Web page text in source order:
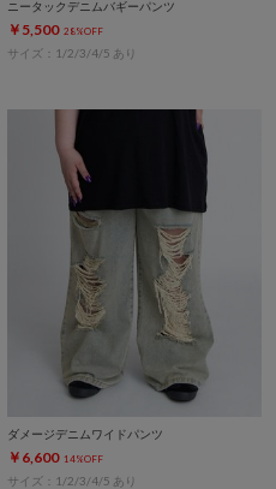
ニータックデニムバギーパンツ
￥5,500 28%OFF
サイズ：1/2/3/4/5 あり
ダメージデニムワイドパンツ
￥6,600 14%OFF
サイズ：1/2/3/4/5 あり